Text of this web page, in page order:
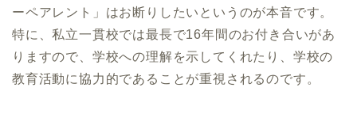
ーペアレント」はお断りしたいというのが本音です。
特に、私立一貫校では最長で16年間のお付き合いがあ
りますので、学校への理解を示してくれたり、学校の
教育活動に協力的であることが重視されるのです。
地域別小学校受験情報
東京 神奈川
埼玉 千葉